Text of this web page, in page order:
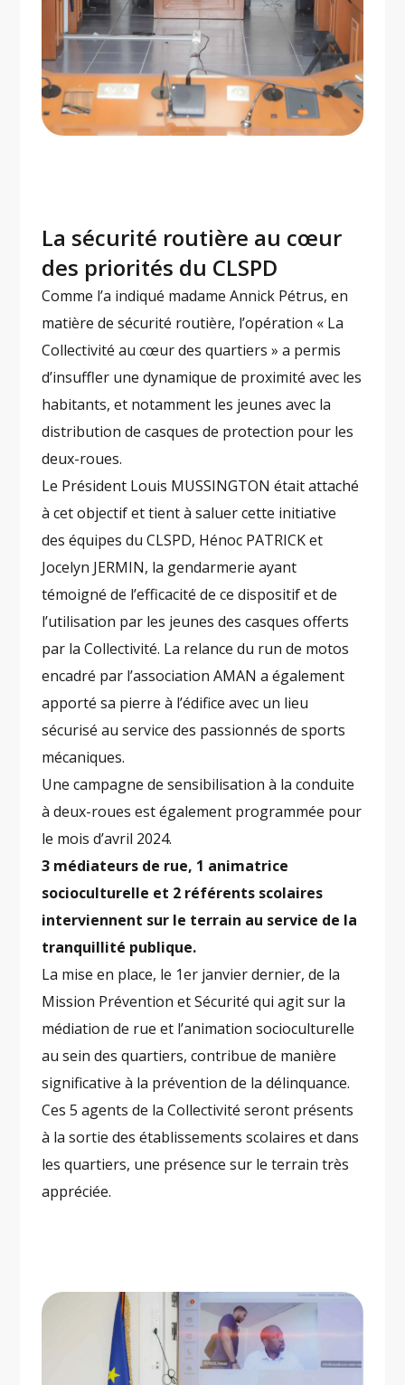
La sécurité routière au cœur
des priorités du CLSPD
Comme l’a indiqué madame Annick Pétrus, en
matière de sécurité routière, l’opération « La
Collectivité au cœur des quartiers » a permis
d’insuffler une dynamique de proximité avec les
habitants, et notamment les jeunes avec la
distribution de casques de protection pour les
deux-roues.
Le Président Louis MUSSINGTON était attaché
à cet objectif et tient à saluer cette initiative
des équipes du CLSPD, Hénoc PATRICK et
Jocelyn JERMIN, la gendarmerie ayant
témoigné de l’efficacité de ce dispositif et de
l’utilisation par les jeunes des casques offerts
par la Collectivité. La relance du run de motos
encadré par l’association AMAN a également
apporté sa pierre à l’édifice avec un lieu
sécurisé au service des passionnés de sports
mécaniques.
Une campagne de sensibilisation à la conduite
à deux-roues est également programmée pour
le mois d’avril 2024.
3 médiateurs de rue, 1 animatrice
socioculturelle et 2 référents scolaires
interviennent sur le terrain au service de la
tranquillité publique.
La mise en place, le 1er janvier dernier, de la
Mission Prévention et Sécurité qui agit sur la
médiation de rue et l’animation socioculturelle
au sein des quartiers, contribue de manière
significative à la prévention de la délinquance.
Ces 5 agents de la Collectivité seront présents
à la sortie des établissements scolaires et dans
les quartiers, une présence sur le terrain très
appréciée.